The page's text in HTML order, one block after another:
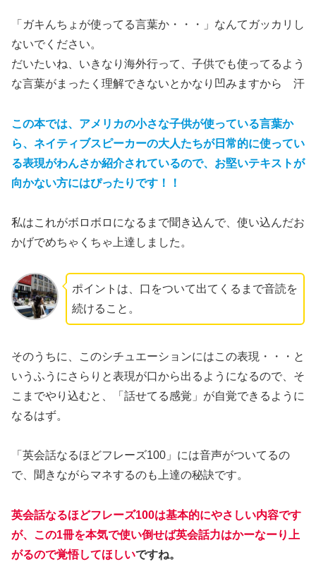
「ガキんちょが使ってる言葉か・・・」なんてガッカリし
ないでください。
だいたいね、いきなり海外行って、子供でも使ってるよう
な言葉がまったく理解できないとかなり凹みますから 汗
この本では、アメリカの小さな子供が使っている言葉か
ら、ネイティブスピーカーの大人たちが日常的に使ってい
る表現がわんさか紹介されているので、お堅いテキストが
向かない方にはぴったりです！！
私はこれがボロボロになるまで聞き込んで、使い込んだお
かげでめちゃくちゃ上達しました。
ポイントは、口をついて出てくるまで音読を
続けること。
そのうちに、このシチュエーションにはこの表現・・・と
いうふうにさらりと表現が口から出るようになるので、そ
こまでやり込むと、「話せてる感覚」が自覚できるように
なるはず。
「英会話なるほどフレーズ100」には音声がついてるの
で、聞きながらマネするのも上達の秘訣です。
英会話なるほどフレーズ100は基本的にやさしい内容です
が、この1冊を本気で使い倒せば英会話力はかーなーり上
がるので覚悟してほしいですね。